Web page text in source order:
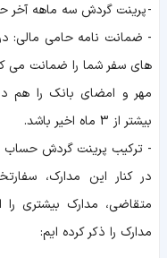
- پرینت گردش سه ماهه آخر
- ضمانت نامه حامی مالی:
های سفر شما را ضمانت می
مهر و امضای بانک را هم
بیشتر از 3 ماه اخیر باشد.
- ترکیب پرینت گردش حساب
در کنار این مدارک،
متقاضی، مدارک بیشتری را
مدارک را ذکر کرده ایم: